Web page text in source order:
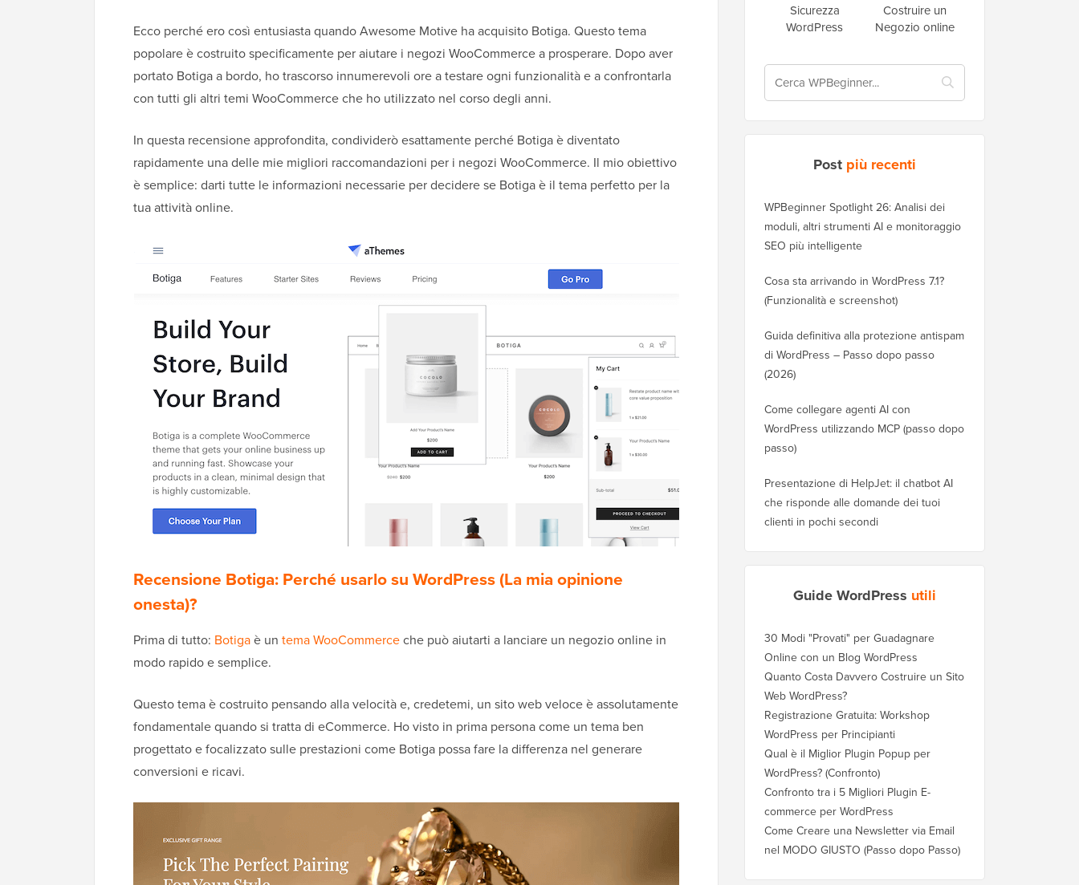
Ecco perché ero così entusiasta quando Awesome Motive ha acquisito Botiga. Questo tema
popolare è costruito specificamente per aiutare i negozi WooCommerce a prosperare. Dopo aver
portato Botiga a bordo, ho trascorso innumerevoli ore a testare ogni funzionalità e a confrontarla
con tutti gli altri temi WooCommerce che ho utilizzato nel corso degli anni.
In questa recensione approfondita, condividerò esattamente perché Botiga è diventato
rapidamente una delle mie migliori raccomandazioni per i negozi WooCommerce. Il mio obiettivo
è semplice: darti tutte le informazioni necessarie per decidere se Botiga è il tema perfetto per la
tua attività online.
Recensione Botiga: Perché usarlo su WordPress (La mia opinione
onesta)?
Prima di tutto: Botigaè un tema WooCommerceche può aiutarti a lanciare un negozio online in
modo rapido e semplice.
Questo tema è costruito pensando alla velocità e, credetemi, un sito web veloce è assolutamente
fondamentale quando si tratta di eCommerce. Ho visto in prima persona come un tema ben
progettato e focalizzato sulle prestazioni come Botiga possa fare la differenza nel generare
conversioni e ricavi.
Sicurezza
WordPress
Costruire un
Negozio online
Post più recenti
WPBeginner Spotlight 26: Analisi dei
moduli, altri strumenti AI e monitoraggio
SEO più intelligente
Cosa sta arrivando in WordPress 7.1?
(Funzionalità e screenshot)
Guida definitiva alla protezione antispam
di WordPress – Passo dopo passo
(2026)
Come collegare agenti AI con
WordPress utilizzando MCP (passo dopo
passo)
Presentazione di HelpJet: il chatbot AI
che risponde alle domande dei tuoi
clienti in pochi secondi
Guide WordPress utili
30 Modi "Provati" per Guadagnare
Online con un Blog WordPress
Quanto Costa Davvero Costruire un Sito
Web WordPress?
Registrazione Gratuita: Workshop
WordPress per Principianti
Qual è il Miglior Plugin Popup per
WordPress? (Confronto)
Confronto tra i 5 Migliori Plugin E-
commerce per WordPress
Come Creare una Newsletter via Email
nel MODO GIUSTO (Passo dopo Passo)